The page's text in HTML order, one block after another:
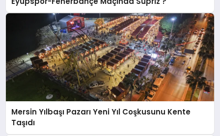
Mersin Yılbaşı Pazarı Yeni Yıl Coşkusunu Kente
Taşıdı